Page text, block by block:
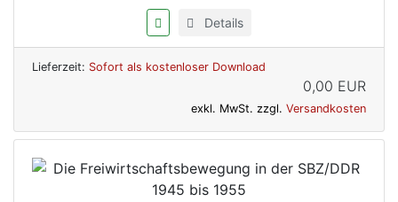
Details
Lieferzeit: Sofort als kostenloser Download
0,00 EUR
exkl. MwSt. zzgl. Versandkosten